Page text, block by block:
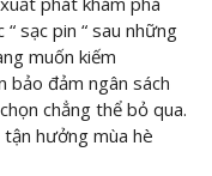
sạc pin “ sau những
muốn kiếm
bảo đảm ngân sách
chẳng thể bỏ qua.
hưởng mùa hè